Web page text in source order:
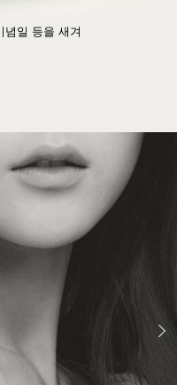
념일 등을 새겨